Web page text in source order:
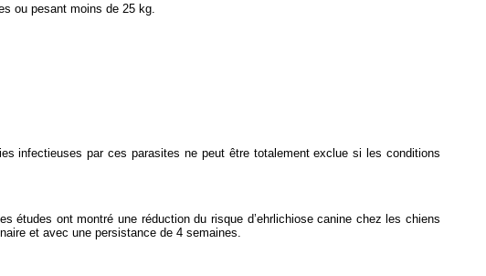
ou pesant moins de 25 kg.
infectieuses par ces parasites ne peut être totalement exclue si les conditions
études ont montré une réduction du risque d’ehrlichiose canine chez les chiens
et avec une persistance de 4 semaines.